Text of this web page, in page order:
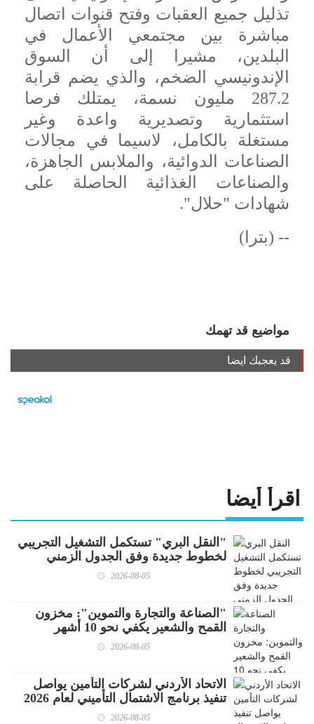
تذليل جميع العقبات وفتح قنوات اتصال
مباشرة بين مجتمعي الأعمال في
البلدين، مشيرا إلى أن السوق
الإندونيسي الضخم، والذي يضم قرابة
287.2 مليون نسمة، يمتلك فرصا
استثمارية وتصديرية واعدة وغير
مستغلة بالكامل، لاسيما في مجالات
الصناعات الدوائية، والملابس الجاهزة،
والصناعات الغذائية الحاصلة على
شهادات "حلال".
-- (بترا)
مواضيع قد تهمك
قد يعجبك ايضا
اقرأ أيضا
"النقل البري" تستكمل التشغيل التجريبي
لخطوط جديدة وفق الجدول الزمني
2026-08-05
"الصناعة والتجارة والتموين": مخزون
القمح والشعير يكفي نحو 10 أشهر
2026-08-05
الاتحاد الأردني لشركات التأمين يواصل
تنفيذ برنامج الاشتمال التأميني لعام 2026
وينفذ المحور الثالث منه بالاستعانة بمدرب
2026-08-05